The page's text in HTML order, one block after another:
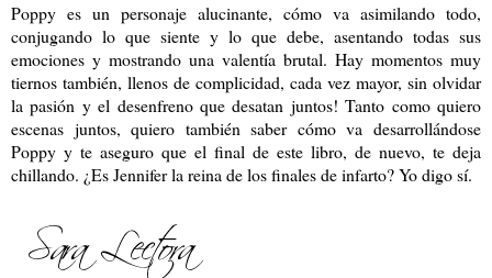
Poppy es un personaje alucinante, cómo va asimilando todo,
conjugando lo que siente y lo que debe, asentando todas sus
emociones y mostrando una valentía brutal. Hay momentos muy
tiernos también, llenos de complicidad, cada vez mayor, sin olvidar
la pasión y el desenfreno que desatan juntos! Tanto como quiero
escenas juntos, quiero también saber cómo va desarrollándose
Poppy y te aseguro que el final de este libro, de nuevo, te deja
chillando. ¿Es Jennifer la reina de los finales de infarto? Yo digo sí.